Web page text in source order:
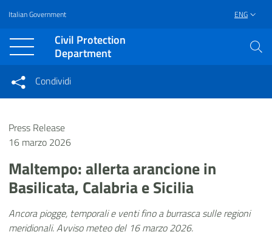
Vai al contenuto principale
Raggiungi il piè di pagina
Italian Government ENG
Civil Protection
Department
Condividi su Facebook
Condividi
Condividi sui social network
Press Release
16 marzo 2026
Maltempo: allerta arancione in
Basilicata, Calabria e Sicilia
Ancora piogge, temporali e venti fino a burrasca sulle regioni
meridionali. Avviso meteo del 16 marzo 2026.